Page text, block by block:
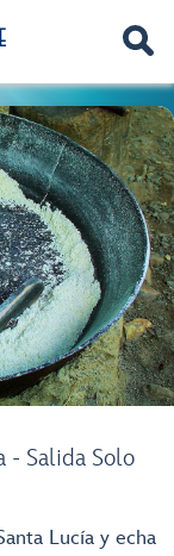
- Salida Solo
Lucía y echa